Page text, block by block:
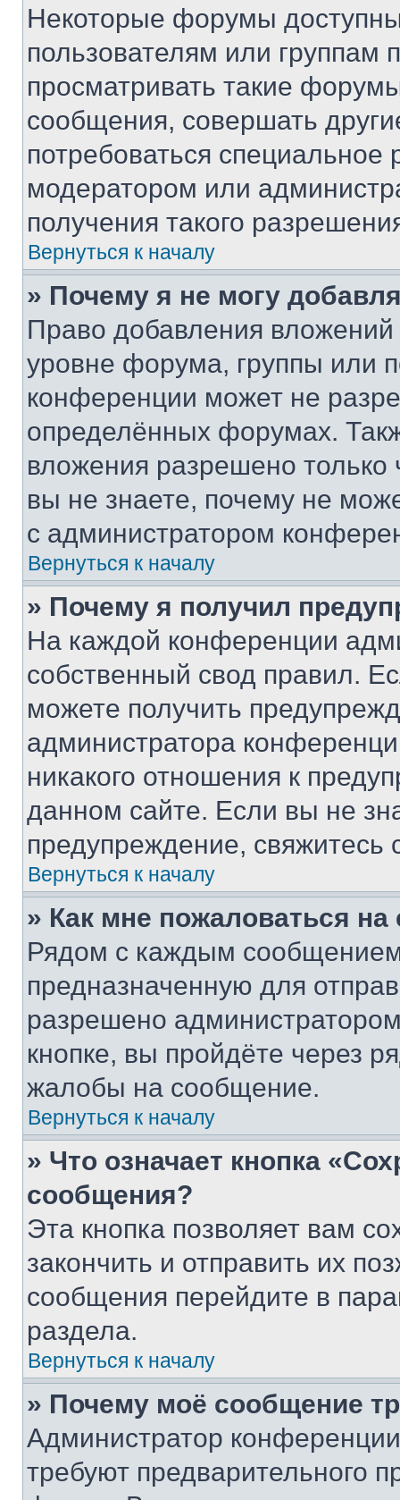
Некоторые форумы
пользователям или группам
просматривать такие
сообщения, совершать
потребоваться
модератором или
получения такого
Вернуться к началу
» Почему я не могу
Право добавления
уровне форума, группы или
конференции может не
определённых форумах.
вложения разрешено
вы не знаете, почему не
с администратором
Вернуться к началу
» Почему я получил
На каждой конференции
собственный свод правил.
можете получить
администратора
никакого отношения к
данном сайте. Если вы не
предупреждение,
Вернуться к началу
» Как мне пожаловаться
Рядом с каждым сообщением
предназначенную для
разрешено
кнопке, вы пройдёте через
жалобы на сообщение.
Вернуться к началу
» Что означает кнопка
сообщения?
Эта кнопка позволяет вам
закончить и отправить их
сообщения перейдите в
раздела.
Вернуться к началу
» Почему моё сообщение
Администратор
требуют предварительного